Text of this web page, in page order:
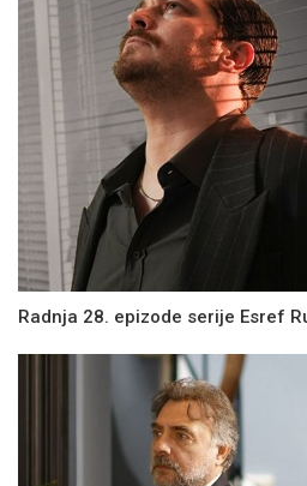
Radnja 28. epizode serije Esref